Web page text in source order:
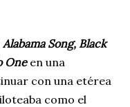
Alabama Song, Black
One en una
con una etérea
como el